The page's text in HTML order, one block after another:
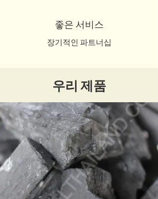
좋은 서비스
장기적인 파트너십
우리 제품